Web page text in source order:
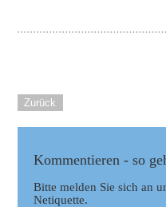
Zurück
Kommentieren - so
Bitte melden Sie sich an
Netiquette.